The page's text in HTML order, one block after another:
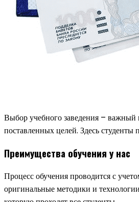
Выбор учебного заведения – важный
поставленных целей. Здесь
Преимущества обучения у нас
Процесс обучения проводится с
оригинальные методики и